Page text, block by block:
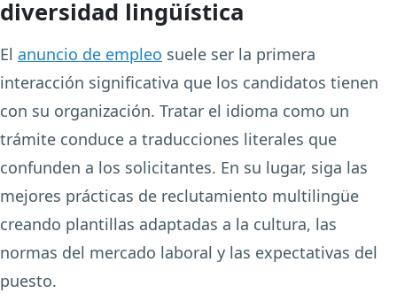
diversidad lingüística
El anuncio de empleo suele ser la primera
interacción significativa que los candidatos tienen
con su organización. Tratar el idioma como un
trámite conduce a traducciones literales que
confunden a los solicitantes. En su lugar, siga las
mejores prácticas de reclutamiento multilingüe
creando plantillas adaptadas a la cultura, las
normas del mercado laboral y las expectativas del
puesto.